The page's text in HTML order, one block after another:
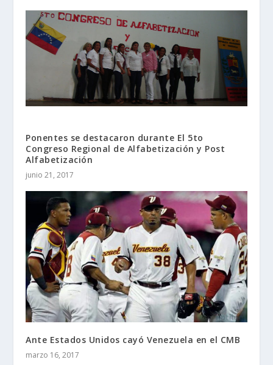
Ponentes se destacaron durante El 5to
Congreso Regional de Alfabetización y Post
Alfabetización
junio 21, 2017
Ante Estados Unidos cayó Venezuela en el CMB
marzo 16, 2017